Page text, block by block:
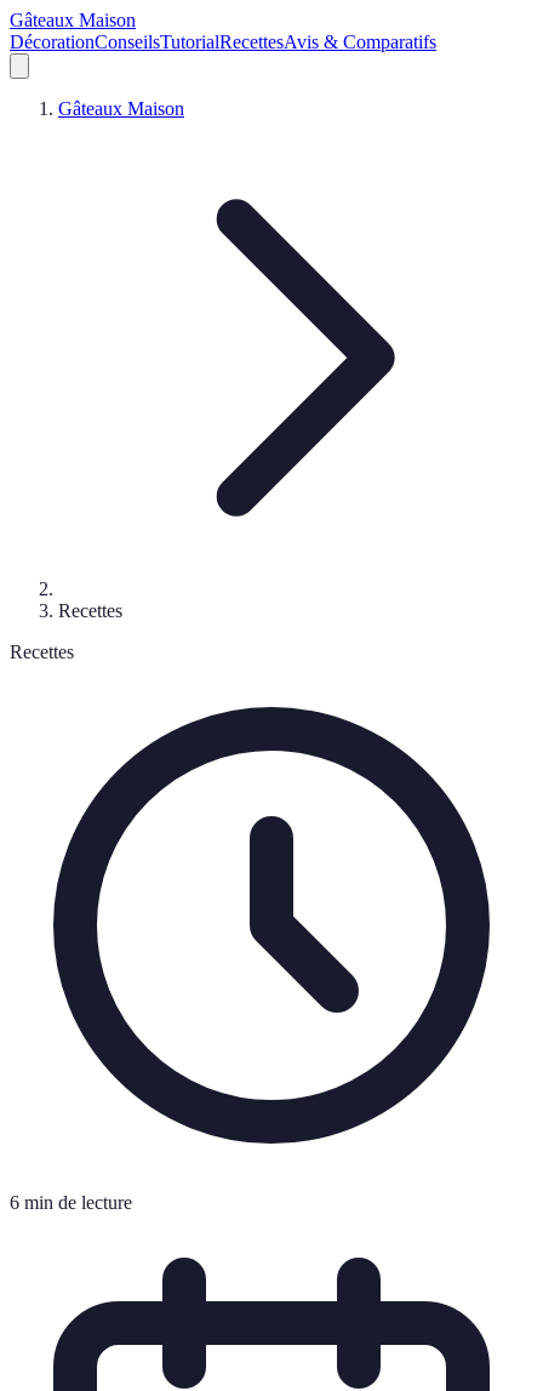
Gâteaux Maison
DécorationConseilsTutorialRecettesAvis & Comparatifs
Gâteaux Maison
Recettes
Recettes
6 min de lecture